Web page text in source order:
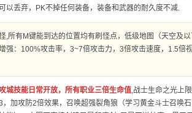
以丢弃，PK不掉任何装备，装备和武器的耐久度不减.
,所有M键能到达的位置均有刷怪点，低级地图（天空及
强：100%攻击率，3~7倍攻击力，3倍攻击速度，1.5倍
城技能日常开放，所有职业三倍生命值,战士生命之光上
，加攻防2倍效果，召唤超强裂角狼（学习黄金斗士召唤